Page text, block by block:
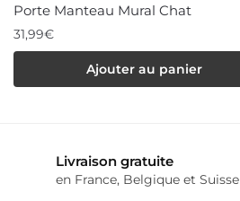
Porte Manteau Mural Chat
31,99€
Ajouter au panier
Livraison gratuite
en France, Belgique et Suisse